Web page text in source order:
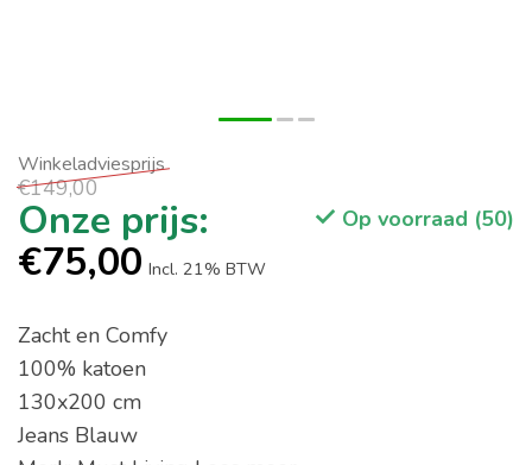
€149,00
€75,00 Incl. 21% BTW
Op voorraad (50)
Zacht en Comfy
100% katoen
130x200 cm
Jeans Blauw